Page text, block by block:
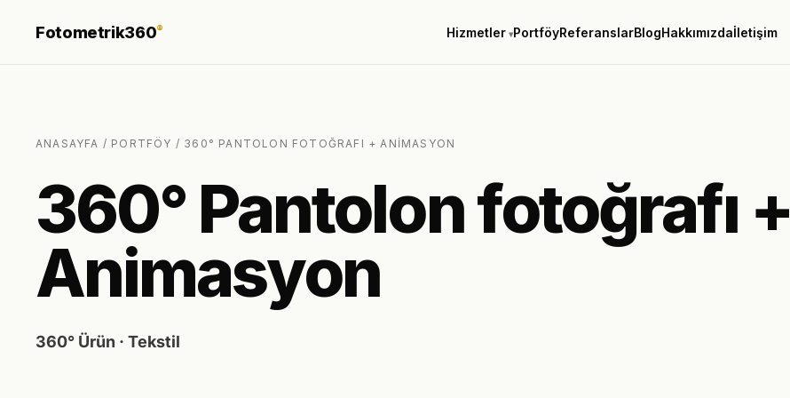
Fotometrik360® Hizmetler PortföyReferanslarBlogHakkımızdaİletişim
ANASAYFA / PORTFÖY / 360° PANTOLON FOTOĞRAFI + ANIMASYON
360° Pantolon fotoğrafı +
Animasyon
360° Ürün · Tekstil